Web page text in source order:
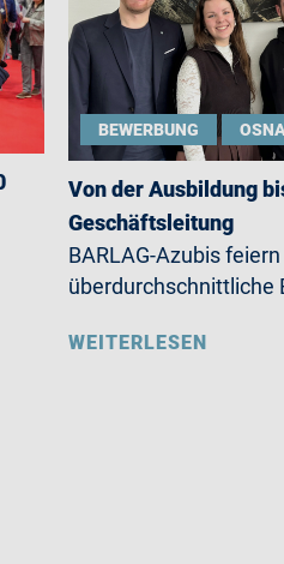
BEWERBUNG
Von der Ausbildung
Geschäftsleitung
BARLAG-Azubis
überdurchschnittliche
WEITERLESEN